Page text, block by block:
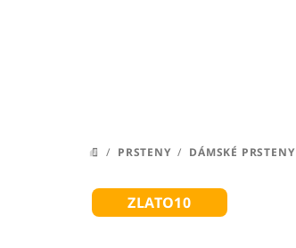
DOMŮ
/ PRSTENY / DÁMSKÉ PRSTENY
ZLATO10